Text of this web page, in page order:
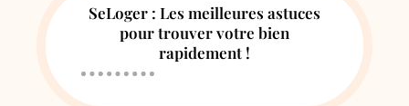
SeLoger : Les meilleures astuces
pour trouver votre bien
rapidement !